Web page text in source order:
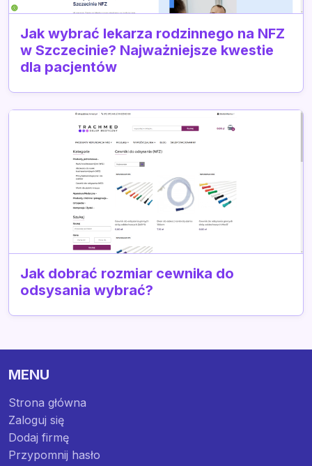
Jak wybrać lekarza rodzinnego na NFZ
w Szczecinie? Najważniejsze kwestie
dla pacjentów
Jak dobrać rozmiar cewnika do
odsysania wybrać?
MENU
Strona główna
Zaloguj się
Dodaj firmę
Przypomnij hasło